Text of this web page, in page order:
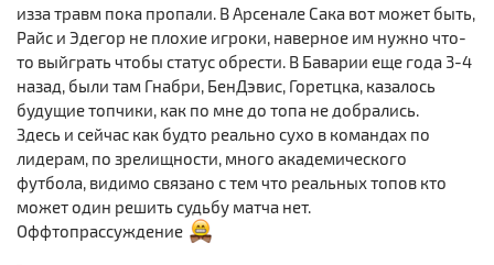
изза травм пока пропали. В Арсенале Сака вот может быть,
Райс и Эдегор не плохие игроки, наверное им нужно что-
то выйграть чтобы статус обрести. В Баварии еще года 3-4
назад, были там Гнабри, БенДэвис, Горетцка, казалось
будущие топчики, как по мне до топа не добрались.
Здесь и сейчас как будто реально сухо в командах по
лидерам, по зрелищности, много академического
футбола, видимо связано с тем что реальных топов кто
может один решить судьбу матча нет.
Оффтопрассуждение